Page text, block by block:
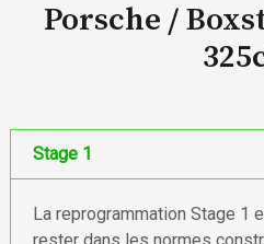
Porsche /
Stage 1
La reprogrammation Stage 1